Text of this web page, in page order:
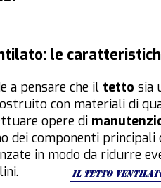
le
a pensare che il tetto sia
con materiali di
opere di
dei componenti principali
in modo da ridurre